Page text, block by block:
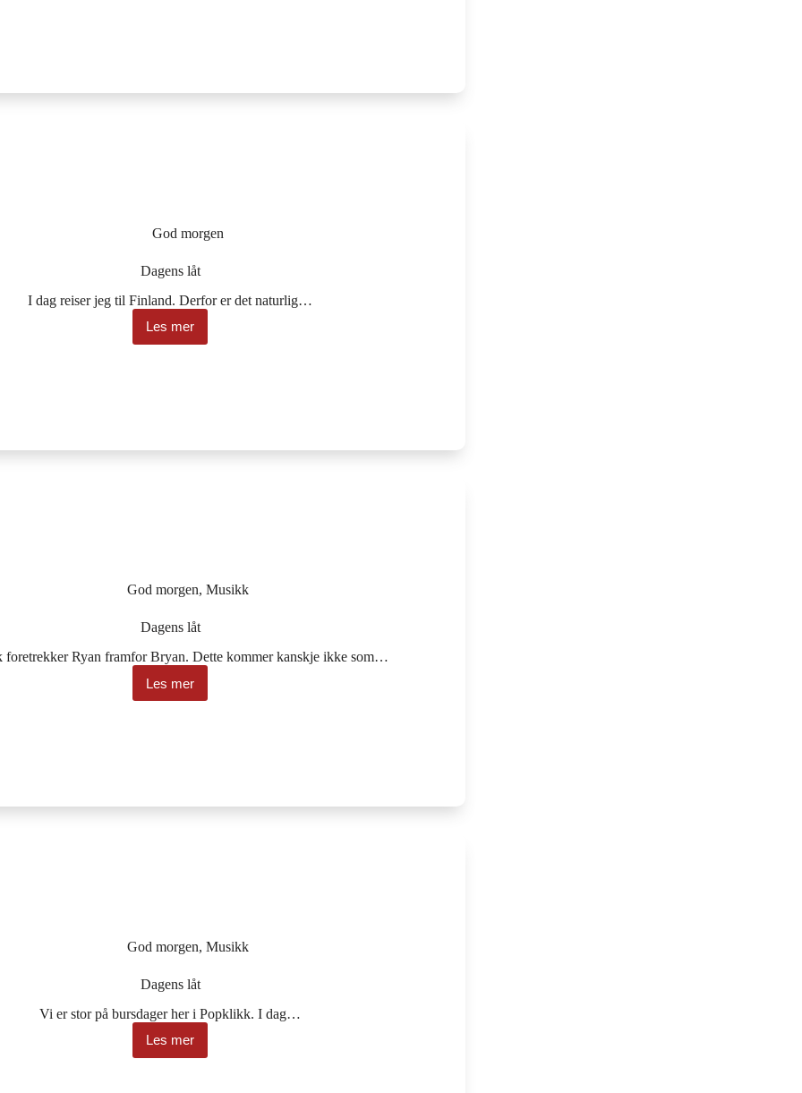
God morgen
Dagens låt
I dag reiser jeg til Finland. Derfor er det naturlig…
Les mer
Dagens
låt
God morgen,Musikk
Dagens låt
foretrekker Ryan framfor Bryan. Dette kommer kanskje ikke som…
Les mer
Dagens
låt
God morgen,Musikk
Dagens låt
Vi er stor på bursdager her i Popklikk. I dag…
Les mer
Dagens
låt